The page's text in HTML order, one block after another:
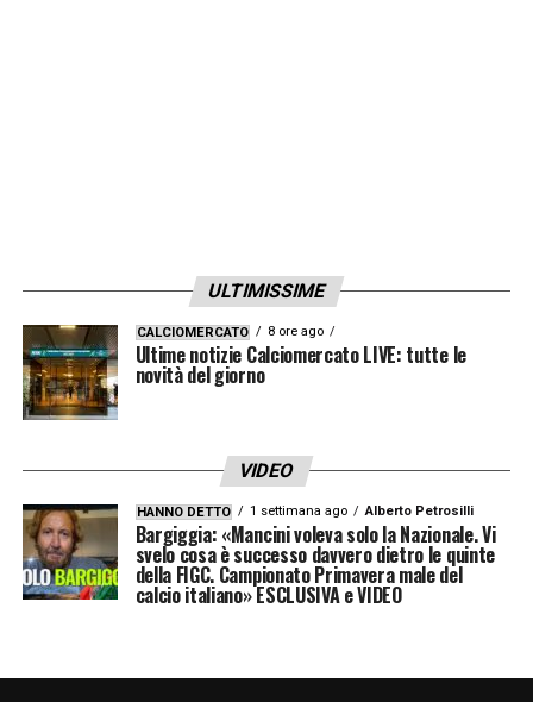
ULTIMISSIME
CALCIOMERCATO 8 ore ago
Ultime notizie Calciomercato LIVE: tutte le
novità del giorno
VIDEO
HANNO DETTO 1 settimana ago Alberto Petrosilli
Bargiggia: «Mancini voleva solo la Nazionale. Vi
svelo cosa è successo davvero dietro le quinte
della FIGC. Campionato Primavera male del
calcio italiano» ESCLUSIVA e VIDEO